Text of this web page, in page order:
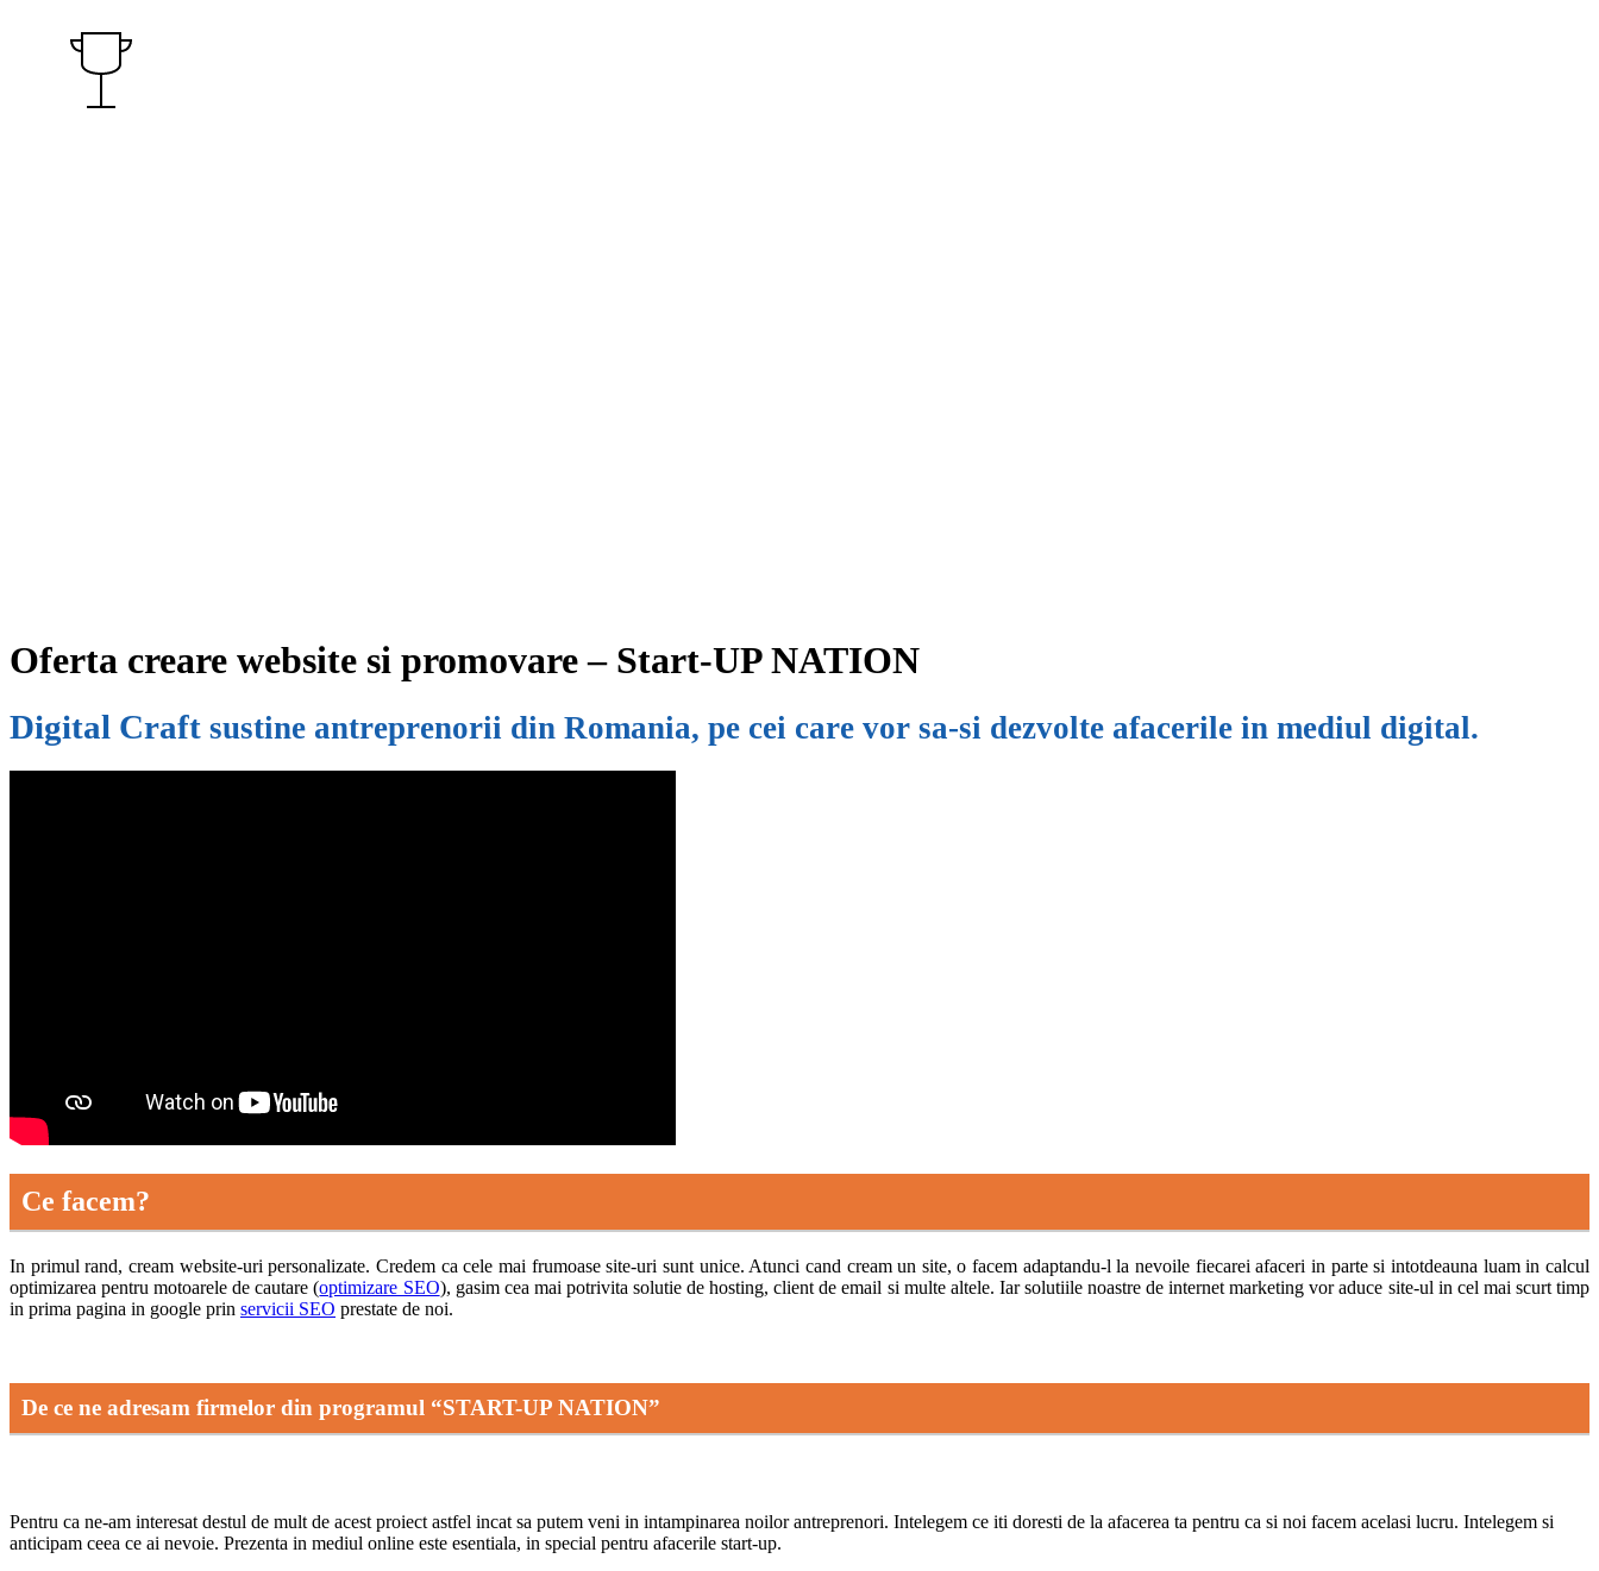
Oferta creare website si promovare – Start-UP NATION
Digital Craft sustine antreprenorii din Romania, pe cei care vor sa-si dezvolte afacerile in mediul digital.
Ce facem?
In primul rand, cream website-uri personalizate. Credem ca cele mai frumoase site-uri sunt unice. Atunci cand cream un site, o facem adaptandu-l la nevoile fiecarei afaceri in parte si intotdeauna luam in calcul
optimizarea pentru motoarele de cautare (optimizare SEO), gasim cea mai potrivita solutie de hosting, client de email si multe altele. Iar solutiile noastre de internet marketing vor aduce site-ul in cel mai scurt timp
in prima pagina in google prin servicii SEO prestate de noi.
De ce ne adresam firmelor din programul “START-UP NATION”
Pentru ca ne-am interesat destul de mult de acest proiect astfel incat sa putem veni in intampinarea noilor antreprenori. Intelegem ce iti doresti de la afacerea ta pentru ca si noi facem acelasi lucru. Intelegem si
anticipam ceea ce ai nevoie. Prezenta in mediul online este esentiala, in special pentru afacerile start-up.